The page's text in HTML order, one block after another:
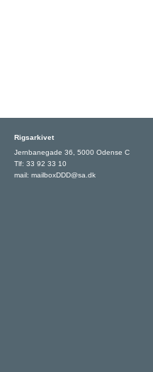
Rigsarkivet
Jernbanegade 36, 5000 Odense C
Tlf: 33 92 33 10
mail: mailboxDDD@sa.dk